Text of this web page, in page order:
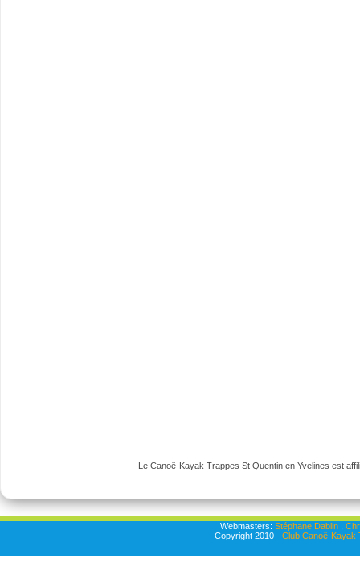
Le Canoë-Kayak Trappes St Quentin en Yvelines est
Webmasters: Stéphane Dablin,
Copyright 2010 - Club Canoë-Kayak